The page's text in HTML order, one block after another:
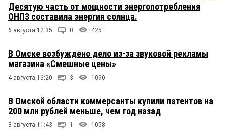
Десятую часть от мощности энергопотребления
ОНПЗ составила энергия солнца.
6 августа 12:35 0 425
В Омске возбуждено дело из-за звуковой рекламы
магазина «Смешные цены»
4 августа 16:20 3 1090
В Омской области коммерсанты купили патентов на
200 млн рублей меньше, чем год назад
3 августа 11:43 1 1058